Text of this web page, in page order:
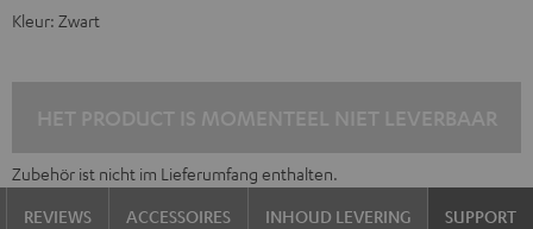
Kleur: Zwart
Zubehör ist nicht im Lieferumfang enthalten.
REVIEWS
ACCESSOIRES INHOUD LEVERING SUPPORT